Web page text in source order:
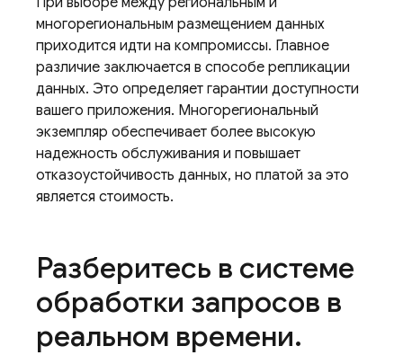
многорегиональным размещением данных
приходится идти на компромиссы. Главное
различие заключается в способе репликации
данных. Это определяет гарантии доступности
вашего приложения. Многорегиональный
экземпляр обеспечивает более высокую
надежность обслуживания и повышает
отказоустойчивость данных, но платой за это
является стоимость.
Разберитесь в системе
обработки запросов в
реальном времени.